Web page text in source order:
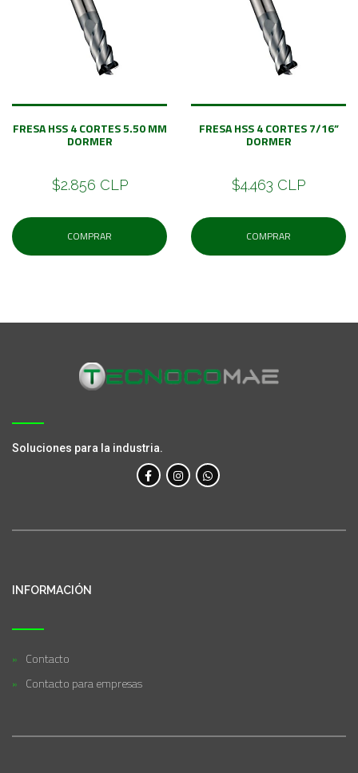
FRESA HSS 4 CORTES 5.50 MM
DORMER
$2.856 CLP
COMPRAR
FRESA HSS 4 CORTES 7/16”
DORMER
$4.463 CLP
COMPRAR
Soluciones para la industria.
INFORMACIÓN
Contacto
Contacto para empresas